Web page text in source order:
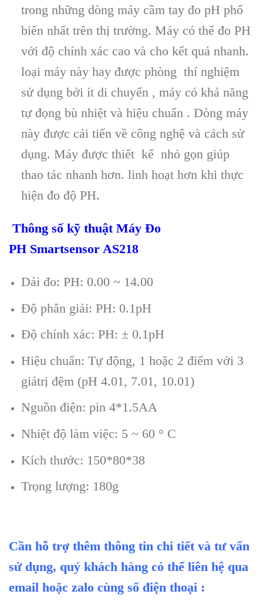
trong những dòng máy cầm tay đo pH phổ
biến nhất trên thị trường. Máy có thể đo PH
với độ chính xác cao và cho kết quả nhanh.
loại máy này hay được phòng thí nghiệm
sử dụng bởi ít di chuyển , máy có khả năng
tự đọng bù nhiệt và hiệu chuẩn . Dòng máy
này được cải tiến về công nghệ và cách sử
dụng. Máy được thiết kế nhỏ gọn giúp
thao tác nhanh hơn. linh hoạt hơn khi thực
hiện đo độ PH.
Thông số kỹ thuật Máy Đo
PH Smartsensor AS218
Dải đo: PH: 0.00 ~ 14.00
Độ phân giải: PH: 0.1pH
Độ chính xác: PH: ± 0.1pH
Hiệu chuẩn: Tự động, 1 hoặc 2 điểm với 3
giátrị đệm (pH 4.01, 7.01, 10.01)
Nguồn điện: pin 4*1.5AA
Nhiệt độ làm việc: 5 ~ 60 ° C
Kích thước: 150*80*38
Trọng lượng: 180g
Cần hỗ trợ thêm thông tin chi tiết và tư vấn
sử dụng, quý khách hàng có thể liên hệ qua
email hoặc zalo cùng số điện thoại :